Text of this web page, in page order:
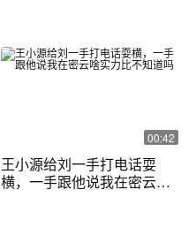
00:42
王小源给刘一手打电话耍
横，一手跟他说我在密云啥